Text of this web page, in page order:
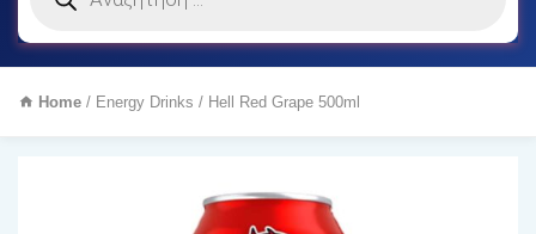
Home / Energy Drinks / Hell Red Grape 500ml